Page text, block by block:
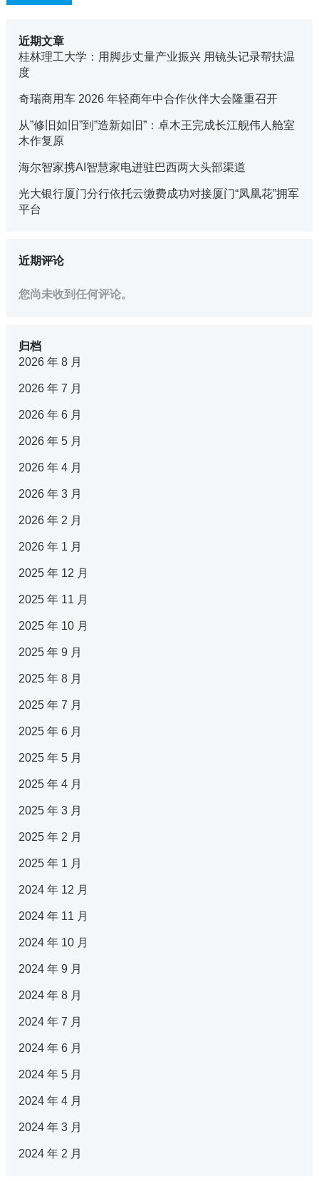
近期文章
桂林理工大学：用脚步丈量产业振兴 用镜头记录帮扶温
度
奇瑞商用车 2026 年轻商年中合作伙伴大会隆重召开
从”修旧如旧”到”造新如旧”：卓木王完成长江舰伟人舱室
木作复原
海尔智家携AI智慧家电进驻巴西两大头部渠道
光大银行厦门分行依托云缴费成功对接厦门“凤凰花”拥军
平台
近期评论
您尚未收到任何评论。
归档
2026 年 8 月
2026 年 7 月
2026 年 6 月
2026 年 5 月
2026 年 4 月
2026 年 3 月
2026 年 2 月
2026 年 1 月
2025 年 12 月
2025 年 11 月
2025 年 10 月
2025 年 9 月
2025 年 8 月
2025 年 7 月
2025 年 6 月
2025 年 5 月
2025 年 4 月
2025 年 3 月
2025 年 2 月
2025 年 1 月
2024 年 12 月
2024 年 11 月
2024 年 10 月
2024 年 9 月
2024 年 8 月
2024 年 7 月
2024 年 6 月
2024 年 5 月
2024 年 4 月
2024 年 3 月
2024 年 2 月